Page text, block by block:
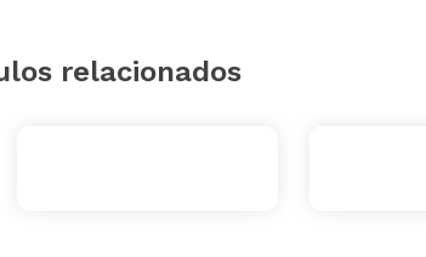
relacionados